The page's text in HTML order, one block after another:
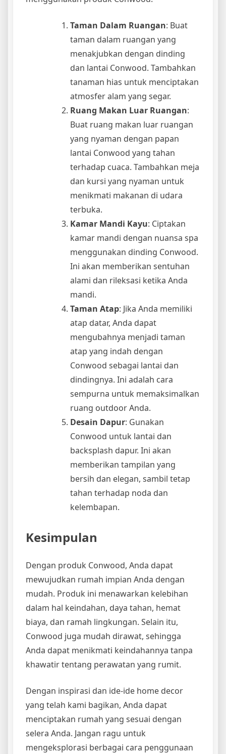
Taman Dalam Ruangan: Buat
taman dalam ruangan yang
menakjubkan dengan dinding
dan lantai Conwood. Tambahkan
tanaman hias untuk menciptakan
atmosfer alam yang segar.
Ruang Makan Luar Ruangan:
Buat ruang makan luar ruangan
yang nyaman dengan papan
lantai Conwood yang tahan
terhadap cuaca. Tambahkan meja
dan kursi yang nyaman untuk
menikmati makanan di udara
terbuka.
Kamar Mandi Kayu: Ciptakan
kamar mandi dengan nuansa spa
menggunakan dinding Conwood.
Ini akan memberikan sentuhan
alami dan rileksasi ketika Anda
mandi.
Taman Atap: Jika Anda memiliki
atap datar, Anda dapat
mengubahnya menjadi taman
atap yang indah dengan
Conwood sebagai lantai dan
dindingnya. Ini adalah cara
sempurna untuk memaksimalkan
ruang outdoor Anda.
Desain Dapur: Gunakan
Conwood untuk lantai dan
backsplash dapur. Ini akan
memberikan tampilan yang
bersih dan elegan, sambil tetap
tahan terhadap noda dan
kelembapan.
Kesimpulan
Dengan produk Conwood, Anda dapat
mewujudkan rumah impian Anda dengan
mudah. Produk ini menawarkan kelebihan
dalam hal keindahan, daya tahan, hemat
biaya, dan ramah lingkungan. Selain itu,
Conwood juga mudah dirawat, sehingga
Anda dapat menikmati keindahannya tanpa
khawatir tentang perawatan yang rumit.
Dengan inspirasi dan ide-ide home decor
yang telah kami bagikan, Anda dapat
menciptakan rumah yang sesuai dengan
selera Anda. Jangan ragu untuk
mengeksplorasi berbagai cara penggunaan